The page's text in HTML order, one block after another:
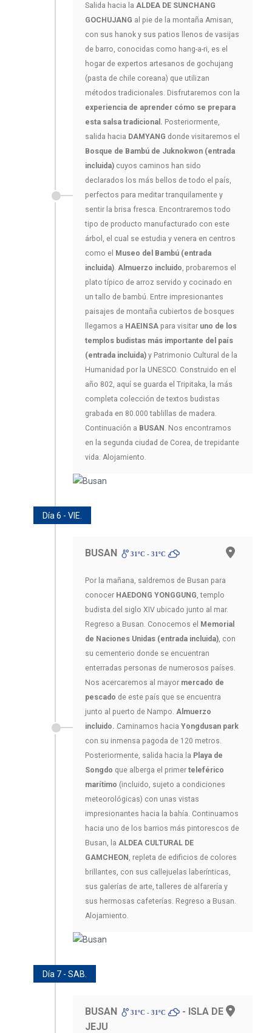
Salida hacia la ALDEA DE SUNCHANG
GOCHUJANG al pie de la montaña Amisan,
con sus hanok y sus patios llenos de vasijas
de barro, conocidas como hang-a-ri, es el
hogar de expertos artesanos de gochujang
(pasta de chile coreana) que utilizan
métodos tradicionales. Disfrutaremos con la
experiencia de aprender cómo se prepara
esta salsa tradicional. Posteriormente,
salida hacia DAMYANG donde visitaremos el
Bosque de Bambú de Juknokwon (entrada
incluida) cuyos caminos han sido
declarados los más bellos de todo el país,
perfectos para meditar tranquilamente y
sentir la brisa fresca. Encontraremos todo
tipo de producto manufacturado con este
árbol, el cual se estudia y venera en centros
como el Museo del Bambú (entrada
incluida) Almuerzo incluido , probaremos el
plato típico de arroz servido y cocinado en
un tallo de bambú. Entre impresionantes
paisajes de montaña cubiertos de bosques
llegamos a HAEINSA para visitar uno de los
templos budistas más importante del país
(entrada incluida) y Patrimonio Cultural de la
Humanidad por la UNESCO. Construido en el
año 802, aquí se guarda el Tripitaka, la más
completa colección de textos budistas
grabada en 80.000 tablillas de madera.
Continuación a BUSAN . Nos encontramos
en la segunda ciudad de Corea, de trepidante
vida. Alojamiento.
Día 6 - VIE.
BUSAN 31ºC - 31ºC
Por la mañana, saldremos de Busan para
conocer HAEDONG YONGGUNG , templo
budista del siglo XIV ubicado junto al mar.
Regreso a Busan. Conocemos el Memorial
de Naciones Unidas (entrada incluida) , con
su cementerio donde se encuentran
enterradas personas de numerosos países.
Nos acercaremos al mayor mercado de
pescado de este país que se encuentra
junto al puerto de Nampo. Almuerzo
incluido. Caminamos hacia Yongdusan park
con su inmensa pagoda de 120 metros.
Posteriormente, salida hacia la Playa de
Songdo que alberga el primer teleférico
marítimo (incluido, sujeto a condiciones
meteorológicas) con unas vistas
impresionantes hacia la bahía. Continuamos
hacia uno de los barrios más pintorescos de
Busan, la ALDEA CULTURAL DE
GAMCHEON , repleta de edificios de colores
brillantes, con sus callejuelas laberínticas,
sus galerías de arte, talleres de alfarería y
sus hermosas cafeterías. Regreso a Busan.
Alojamiento.
Día 7 - SAB.
BUSAN 31ºC - 31ºC
- ISLA DE
JEJU